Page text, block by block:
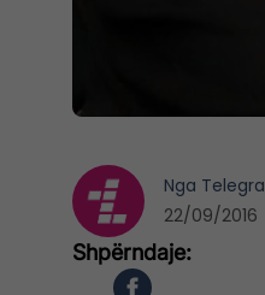
Nga
22/09/2016